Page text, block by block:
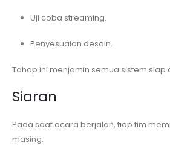
Uji coba streaming.
Penyesuaian desain.
Tahap ini menjamin semua sistem siap
Siaran
Pada saat acara berjalan, tiap tim
masing.